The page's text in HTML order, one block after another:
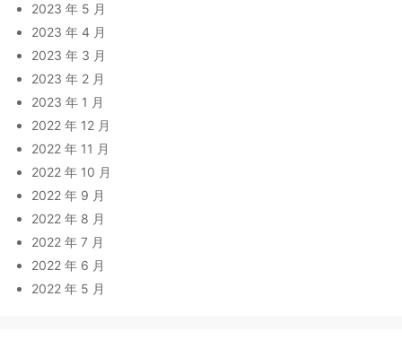
2023 年 5 月
2023 年 4 月
2023 年 3 月
2023 年 2 月
2023 年 1 月
2022 年 12 月
2022 年 11 月
2022 年 10 月
2022 年 9 月
2022 年 8 月
2022 年 7 月
2022 年 6 月
2022 年 5 月